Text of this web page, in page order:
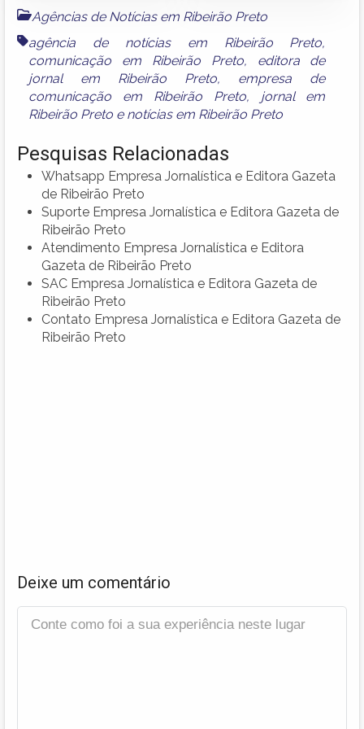
Agências de Notícias em Ribeirão Preto
agência de notícias em Ribeirão Preto,
comunicação em Ribeirão Preto, editora de
jornal em Ribeirão Preto, empresa de
comunicação em Ribeirão Preto, jornal em
Ribeirão Preto e notícias em Ribeirão Preto
Pesquisas Relacionadas
Whatsapp Empresa Jornalística e Editora Gazeta
de Ribeirão Preto
Suporte Empresa Jornalística e Editora Gazeta de
Ribeirão Preto
Atendimento Empresa Jornalística e Editora
Gazeta de Ribeirão Preto
SAC Empresa Jornalística e Editora Gazeta de
Ribeirão Preto
Contato Empresa Jornalística e Editora Gazeta de
Ribeirão Preto
Deixe um comentário